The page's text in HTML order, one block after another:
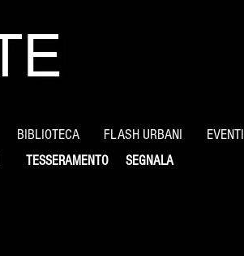
BIBLIOTECA FLASH URBANI EVENTI
SEGNALA
TESSERAMENTO